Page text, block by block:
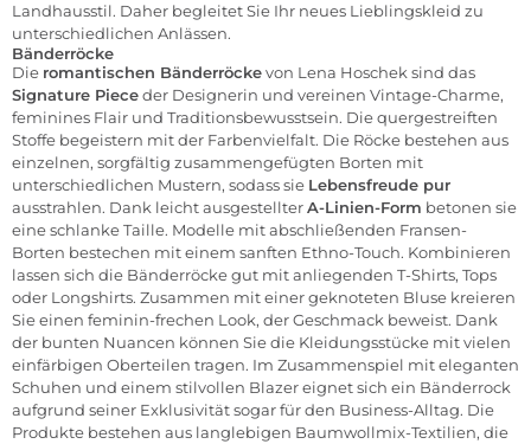
Landhausstil. Daher begleitet Sie Ihr neues Lieblingskleid zu
unterschiedlichen Anlässen.
Bänderröcke
Die romantischen Bänderröckevon Lena Hoschek sind das
Signature Pieceder Designerin und vereinen Vintage-Charme,
feminines Flair und Traditionsbewusstsein. Die quergestreiften
Stoffe begeistern mit der Farbenvielfalt. Die Röcke bestehen aus
einzelnen, sorgfältig zusammengefügten Borten mit
unterschiedlichen Mustern, sodass sie Lebensfreude pur
ausstrahlen. Dank leicht ausgestellterA-Linien-Form betonen sie
eine schlanke Taille. Modelle mit abschließenden Fransen-
Borten bestechen mit einem sanften Ethno-Touch. Kombinieren
lassen sich die Bänderröcke gut mit anliegenden T-Shirts, Tops
oder Longshirts. Zusammen mit einer geknoteten Bluse kreieren
Sie einen feminin-frechen Look, der Geschmack beweist. Dank
der bunten Nuancen können Sie die Kleidungsstücke mit vielen
einfärbigen Oberteilen tragen. Im Zusammenspiel mit eleganten
Schuhen und einem stilvollen Blazer eignet sich ein Bänderrock
aufgrund seiner Exklusivität sogar für den Business-Alltag. Die
Produkte bestehen aus langlebigen Baumwollmix-Textilien, die